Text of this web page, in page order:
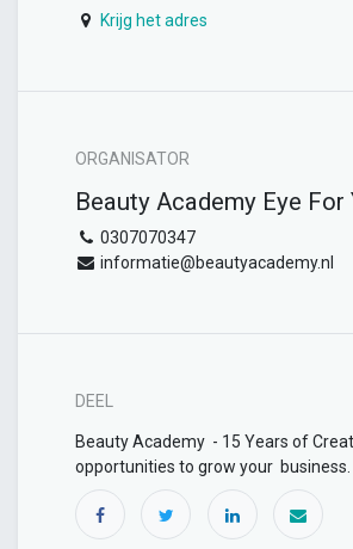
Krijg het adres
ORGANISATOR
Beauty Academy Eye For
0307070347
informatie@beautyacademy.nl
DEEL
Beauty Academy - 15 Years of
opportunities to grow your business.